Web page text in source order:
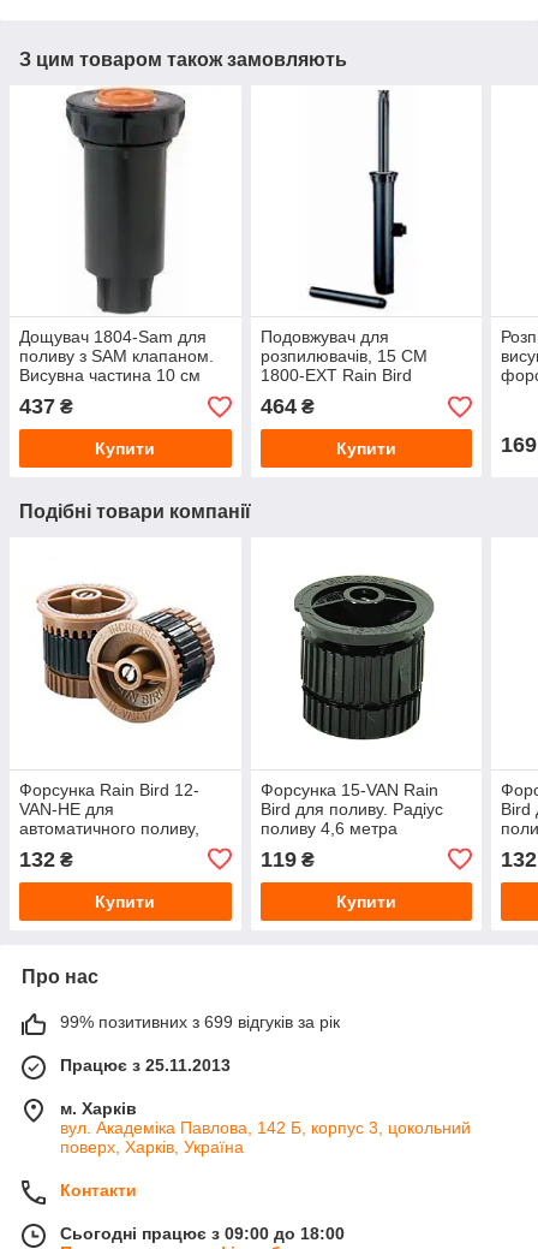
З цим товаром також замовляють
Дощувач 1804-Sam для
поливу з SAM клапаном.
Висувна частина 10 см
клапаном
437 ₴
Купити
Подовжувач для
розпилювачів, 15 СМ
1800-EXT Rain Bird
464₴
Купити 169
Подібні товари компанії
Форсунка Rain Bird 12-
VAN-HE для
автоматичного поливу,
радіус поливу 3,7 метра
132 ₴
Купити
Форсунка 15-VAN Rain
Bird для поливу. Радіус
поливу 4,6 метра
119₴
Купити
Bird
132
Про нас
99% позитивних з 699 відгуків за рік
Працює з 25.11.2013
м. Харків
вул. Академіка Павлова, 142 Б, корпус 3, цокольний
поверх, Харків, Україна
Контакти
Сьогодні працює з 09:00 до 18:00